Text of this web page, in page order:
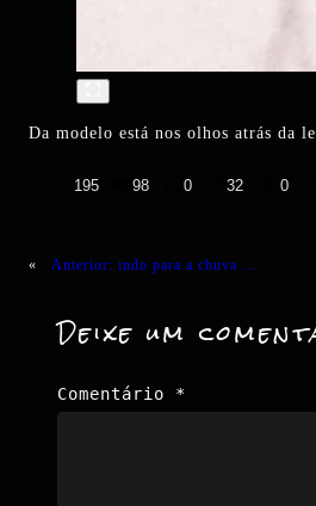
Da modelo está nos olhos atrás da
195 98 0 32 0
« Anterior: indo para a chuva …
Deixe um
Comentário *